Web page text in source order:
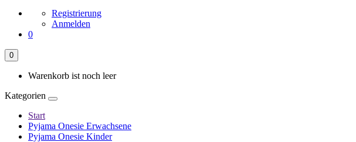
Registrierung
Anmelden
0
0
Warenkorb ist noch leer
Kategorien
Start
Pyjama Onesie Erwachsene
Pyjama Onesie Kinder